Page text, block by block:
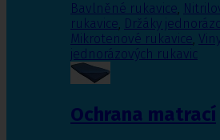
Bavlněné rukavice,
rukavice, Držáky
Mikrotenové rukavice,
jednorázových rukavic
Ochrana matrací